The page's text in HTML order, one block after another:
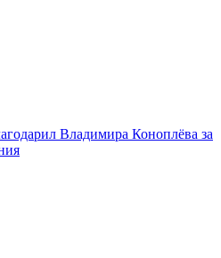
Владимира Коноплёва за